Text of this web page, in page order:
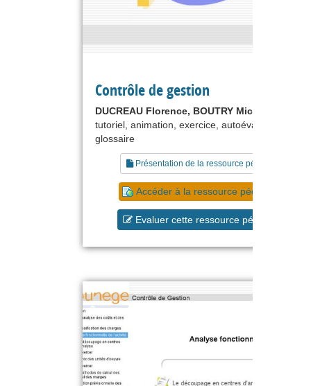
Contrôle de gestion
DUCREAU Florence, BOUTRY Michel
tutoriel, animation, exercice, autoévaluation,
glossaire
Présentation de la ressource pédagogique
Accéder à la ressource pédagogique
Evaluer cette ressource pédagogique